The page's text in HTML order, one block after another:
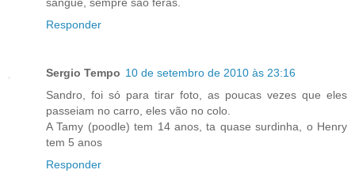
Responder
Sergio Tempo 10 de setembro de 2010 às 23:16
Sandro, foi só para tirar foto, as poucas vezes que eles
passeiam no carro, eles vão no colo.
A Tamy (poodle) tem 14 anos, ta quase surdinha, o Henry
tem 5 anos
Responder